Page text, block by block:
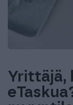
Yrittäjä,